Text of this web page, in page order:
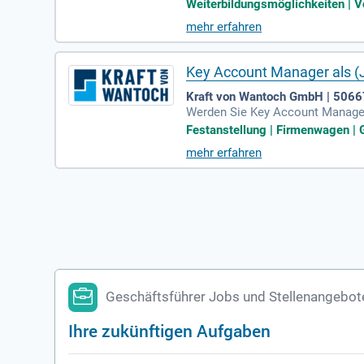
betriebswirtschaftliche
enstleistungen bieten.
os Fördermittelanalysen und
Weiterbildungsmöglichkeiten |
mehr erfahren
Key Account Manager als
Kraft von Wantoch GmbH |
Werden Sie Key Account
drhein-Westfalen. In dieser
Prozesse und fördern die
ounts, um das
uppe stärken Sie die
Festanstellung | Firmenwagen
mehr erfahren
Geschäftsführer Jobs und
Ihre zukünftigen Aufgaben